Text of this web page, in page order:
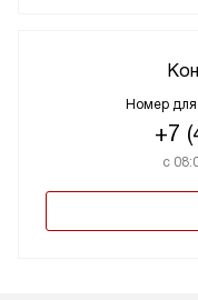
Номер для
+7
с